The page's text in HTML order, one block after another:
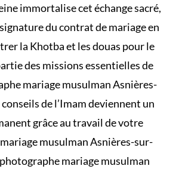
immortalise cet échange sacré,
ducontrat de mariage en
la Khotba et lesdouas pour le
des missions essentielles de
mariage musulman Asnières-
de l’Imam deviennent un
grâce au travail de votre
musulman Asnières-sur-
mariage musulman